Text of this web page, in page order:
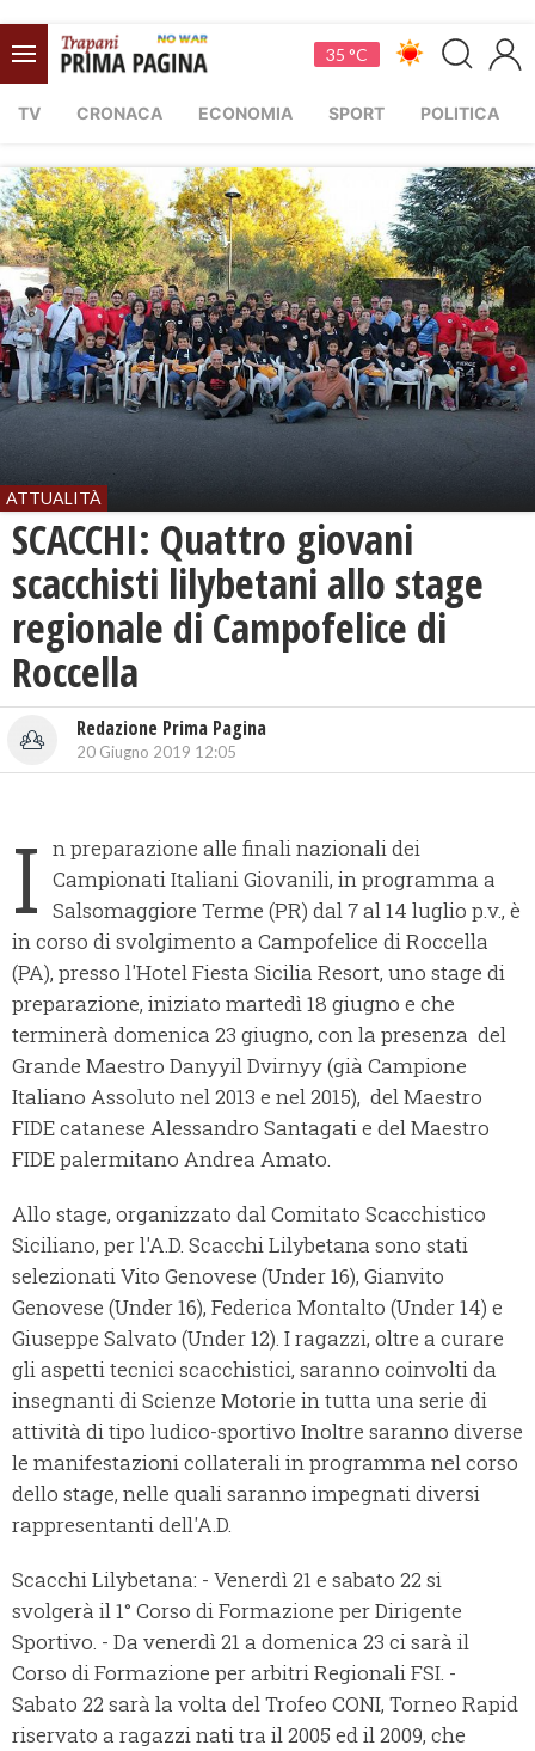
35 °C
TV CRONACA ECONOMIA SPORT POLITICA
ATTUALITÀ
SCACCHI: Quattro giovani
scacchisti lilybetani allo stage
regionale di Campofelice di
Roccella
Redazione Prima Pagina
20 Giugno 2019 12:05
I n preparazione alle finali nazionali dei
Campionati Italiani Giovanili, in programma a
Salsomaggiore Terme (PR) dal 7 al 14 luglio p.v., è
in corso di svolgimento a Campofelice di Roccella
(PA), presso l'Hotel Fiesta Sicilia Resort, uno stage di
preparazione, iniziato martedì 18 giugno e che
terminerà domenica 23 giugno, con la presenza del
Grande Maestro Danyyil Dvirnyy (già Campione
Italiano Assoluto nel 2013 e nel 2015), del Maestro
FIDE catanese Alessandro Santagati e del Maestro
FIDE palermitano Andrea Amato.
Allo stage, organizzato dal Comitato Scacchistico
Siciliano, per l'A.D. Scacchi Lilybetana sono stati
selezionati Vito Genovese (Under 16), Gianvito
Genovese (Under 16), Federica Montalto (Under 14) e
Giuseppe Salvato (Under 12). I ragazzi, oltre a curare
gli aspetti tecnici scacchistici, saranno coinvolti da
insegnanti di Scienze Motorie in tutta una serie di
attività di tipo ludico-sportivo Inoltre saranno diverse
le manifestazioni collaterali in programma nel corso
dello stage, nelle quali saranno impegnati diversi
rappresentanti dell'A.D.
Scacchi Lilybetana: - Venerdì 21 e sabato 22 si
svolgerà il 1° Corso di Formazione per Dirigente
Sportivo. - Da venerdì 21 a domenica 23 ci sarà il
Corso di Formazione per arbitri Regionali FSI. -
Sabato 22 sarà la volta del Trofeo CONI, Torneo Rapid
riservato a ragazzi nati tra il 2005 ed il 2009, che